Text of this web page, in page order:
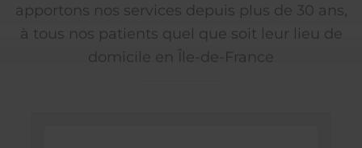
apportons nos services depuis plus de 30 ans,
à tous nos patients quel que soit leur lieu de
domicile en Île-de-France